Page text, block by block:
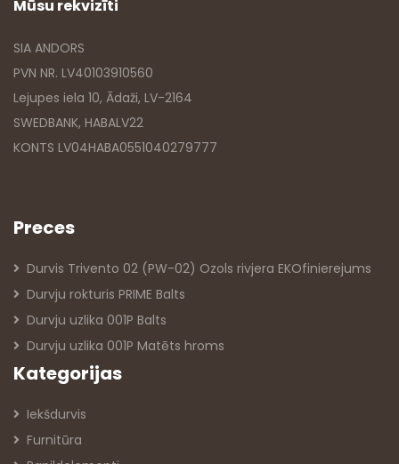
Mūsu rekvizīti
SIA ANDORS
PVN NR. LV40103910560
Lejupes iela 10, Ādaži, LV-2164
SWEDBANK, HABALV22
KONTS LV04HABA0551040279777
Preces
Durvis Trivento 02 (PW-02) Ozols rivjera EKOfinierejums
Durvju rokturis PRIME Balts
Durvju uzlika 001P Balts
Durvju uzlika 001P Matēts hroms
Kategorijas
Iekšdurvis
Furnitūra